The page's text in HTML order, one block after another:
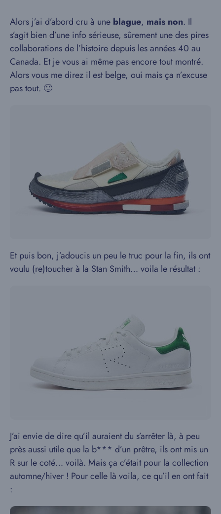
Alors j’ai d’abord cru à une blague, mais non. Il
s’agit bien d’une info sérieuse, sûrement une des pires
collaborations de l’histoire depuis les années 40 au
Canada. Et je vous ai même pas encore tout montré.
Alors vous me direz il est belge, oui mais ça n’excuse
pas tout. 🙂
Et puis bon, j’adoucis un peu le truc pour la fin, ils ont
voulu (re)toucher à la Stan Smith… voila le résultat :
J’ai envie de dire qu’il auraient du s’arrêter là, à peu
près aussi utile que la b*** d’un prêtre, ils ont mis un
R sur le coté… voilà. Mais ça c’était pour la collection
automne/hiver ! Pour celle là voila, ce qu’il en ont fait
: